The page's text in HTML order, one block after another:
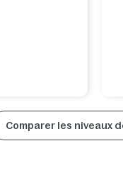
Comparer les niveaux